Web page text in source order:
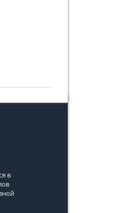
в